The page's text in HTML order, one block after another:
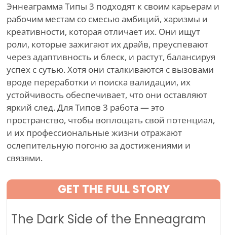
Эннеаграмма Типы 3 подходят к своим карьерам и
рабочим местам со смесью амбиций, харизмы и
креативности, которая отличает их. Они ищут
роли, которые зажигают их драйв, преуспевают
через адаптивность и блеск, и растут, балансируя
успех с сутью. Хотя они сталкиваются с вызовами
вроде переработки и поиска валидации, их
устойчивость обеспечивает, что они оставляют
яркий след. Для Типов 3 работа — это
пространство, чтобы воплощать свой потенциал,
и их профессиональные жизни отражают
ослепительную погоню за достижениями и
связями.
GET THE FULL STORY
The Dark Side of the Enneagram